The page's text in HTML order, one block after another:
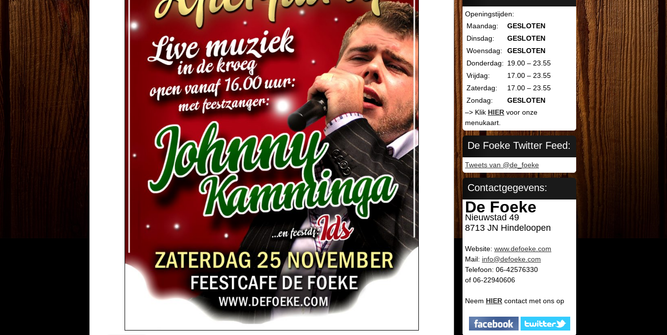
Openingstijden:
Maandag:
GESLOTEN
Dinsdag:
GESLOTEN
Woensdag:
GESLOTEN
Donderdag: 19.00 – 23.55
Vrijdag:
17.00 – 23.55
Zaterdag:
17.00 – 23.55
Zondag:
GESLOTEN
–> Klik HIER voor onze
menukaart.
De Foeke Twitter Feed:
Tweets van @de_foeke
Contactgegevens:
De Foeke
Nieuwstad 49
8713 JN Hindeloopen
Website: www.defoeke.com
Mail: info@defoeke.com
Telefoon: 06-42576330
of 06-22940606
Neem HIER contact met ons op